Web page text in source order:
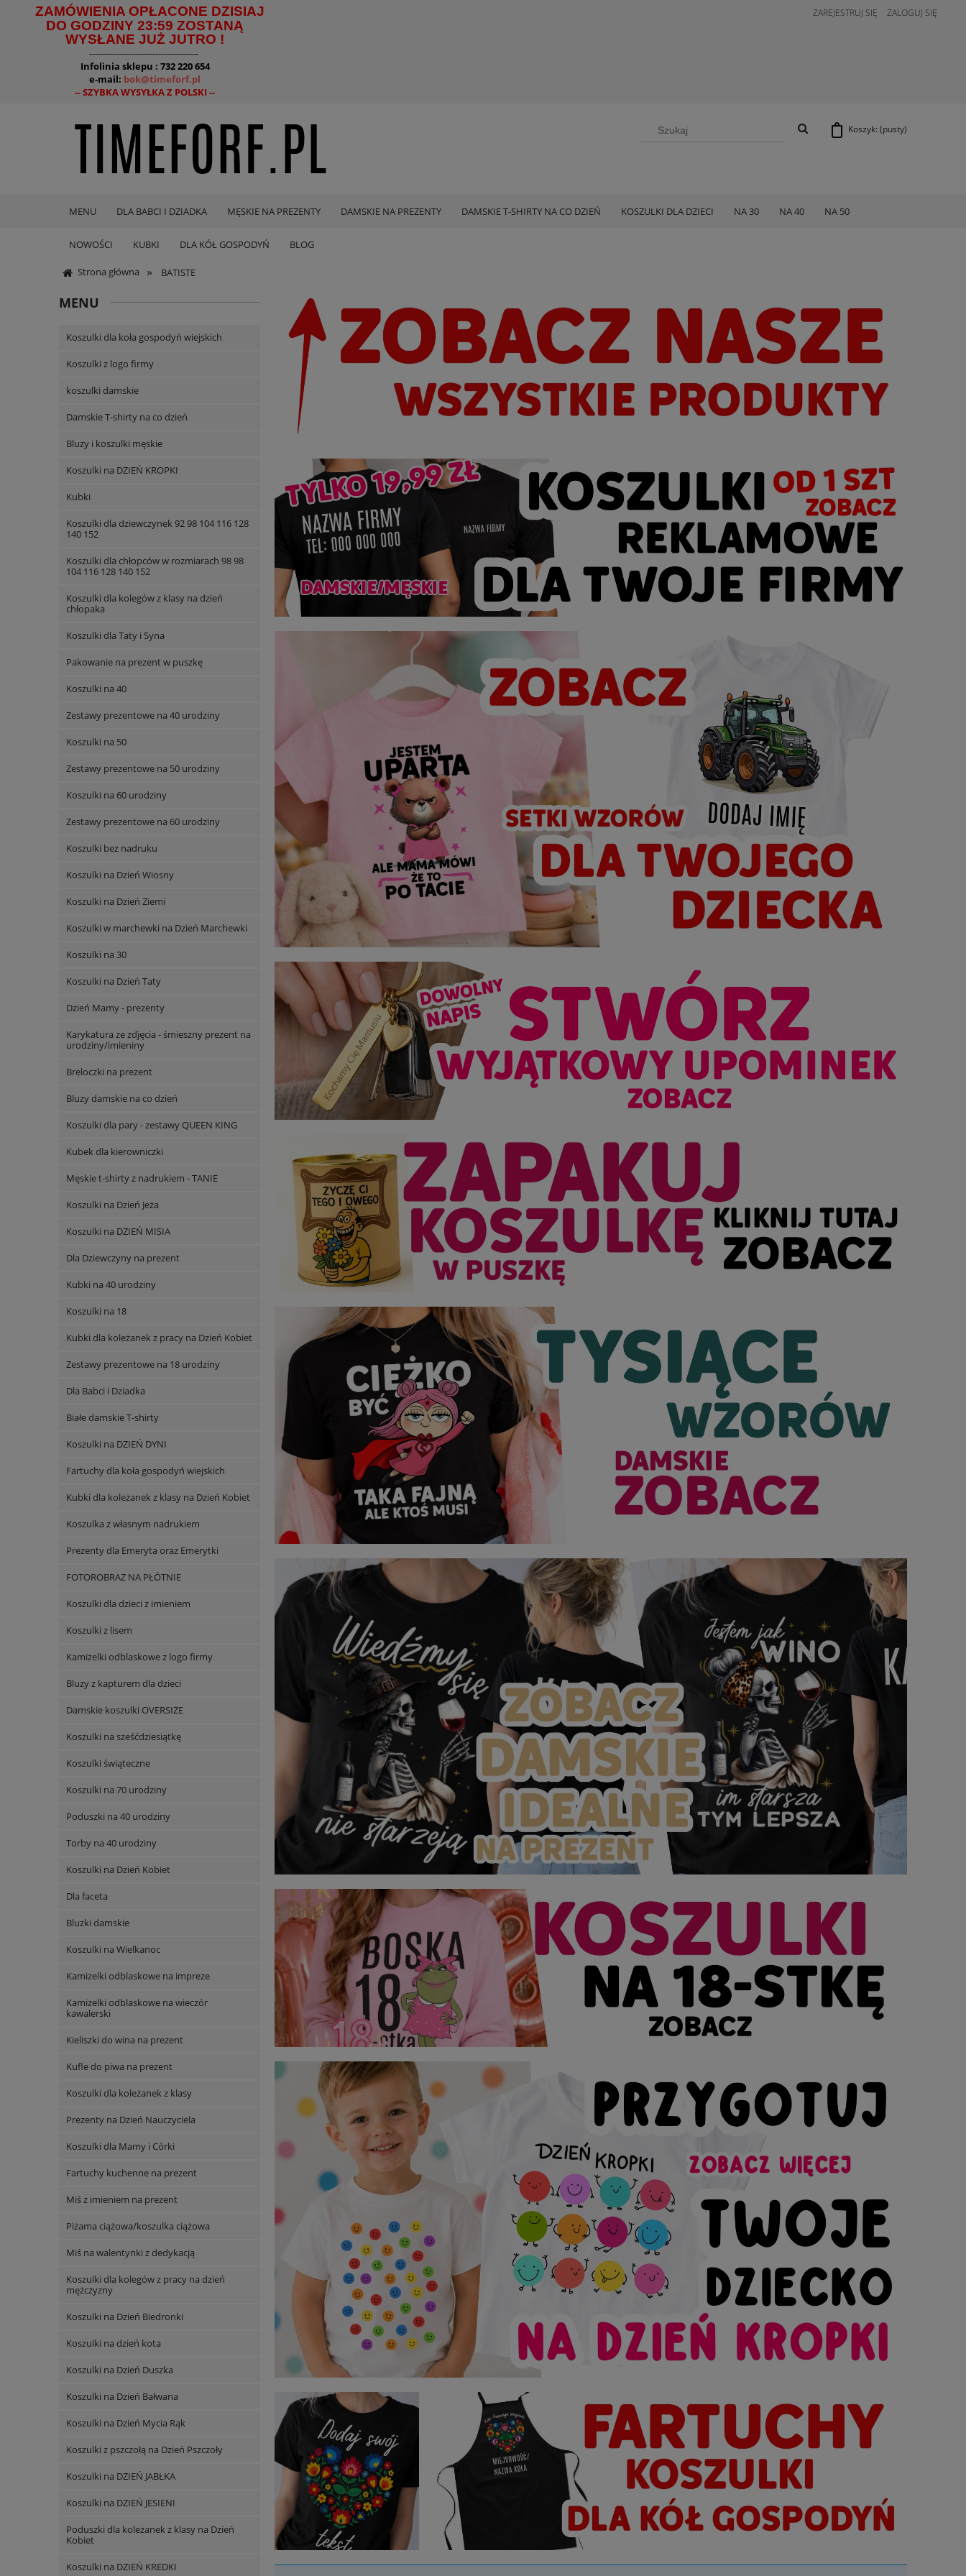
ZAMÓWIENIA OPŁACONE DZISIAJ
DO GODZINY 23:59 ZOSTANĄ
WYSŁANE JUŻ JUTRO !
--------------------------------------
Infolinia sklepu : 732 220 654
e-mail: bok@timeforf.pl
-- SZYBKA WYSYŁKA Z POLSKI --
ZAREJESTRUJ SIĘ ZALOGUJ SIĘ
Koszyk: (pusty)
MENU DLA BABCI I DZIADKA MĘSKIE NA PREZENTY DAMSKIE NA PREZENTY DAMSKIE T-SHIRTY NA CO DZIEŃ KOSZULKI DLA DZIECI NA 30 NA 40 NA 50
NOWOŚCI KUBKI DLA KÓŁ GOSPODYŃ BLOG
Strona główna » BATISTE
MENU
Koszulki dla koła gospodyń wiejskich
Koszulki z logo firmy
koszulki damskie
Damskie T-shirty na co dzień
Bluzy i koszulki męskie
Koszulki na DZIEŃ KROPKI
Kubki
Koszulki dla dziewczynek 92 98 104 116 128
140 152
Koszulki dla chłopców w rozmiarach 98 98
104 116 128 140 152
Koszulki dla kolegów z klasy na dzień
chłopaka
Koszulki dla Taty i Syna
Pakowanie na prezent w puszkę
Koszulki na 40
Zestawy prezentowe na 40 urodziny
Koszulki na 50
Zestawy prezentowe na 50 urodziny
Koszulki na 60 urodziny
Zestawy prezentowe na 60 urodziny
Koszulki bez nadruku
Koszulki na Dzień Wiosny
Koszulki na Dzień Ziemi
Koszulki w marchewki na Dzień Marchewki
Koszulki na 30
Koszulki na Dzień Taty
Dzień Mamy - prezenty
Karykatura ze zdjęcia - śmieszny prezent na
urodziny/imieniny
Breloczki na prezent
Bluzy damskie na co dzień
Koszulki dla pary - zestawy QUEEN KING
Kubek dla kierowniczki
Męskie t-shirty z nadrukiem - TANIE
Koszulki na Dzień Jeża
Koszulki na DZIEŃ MISIA
Dla Dziewczyny na prezent
Kubki na 40 urodziny
Koszulki na 18
Kubki dla koleżanek z pracy na Dzień Kobiet
Zestawy prezentowe na 18 urodziny
Dla Babci i Dziadka
Białe damskie T-shirty
Koszulki na DZIEŃ DYNI
Fartuchy dla koła gospodyń wiejskich
Kubki dla koleżanek z klasy na Dzień Kobiet
Koszulka z własnym nadrukiem
Prezenty dla Emeryta oraz Emerytki
FOTOROBRAZ NA PŁÓTNIE
Koszulki dla dzieci z imieniem
Koszulki z lisem
Kamizelki odblaskowe z logo firmy
Bluzy z kapturem dla dzieci
Damskie koszulki OVERSIZE
Koszulki na sześćdziesiątkę
Koszulki świąteczne
Koszulki na 70 urodziny
Poduszki na 40 urodziny
Torby na 40 urodziny
Koszulki na Dzień Kobiet
Dla faceta
Bluzki damskie
Koszulki na Wielkanoc
Kamizelki odblaskowe na impreze
Kamizelki odblaskowe na wieczór
kawalerski
Kieliszki do wina na prezent
Kufle do piwa na prezent
Koszulki dla koleżanek z klasy
Prezenty na Dzień Nauczyciela
Koszulki dla Mamy i Córki
Fartuchy kuchenne na prezent
Miś z imieniem na prezent
Piżama ciążowa/koszulka ciążowa
Miś na walentynki z dedykacją
Koszulki dla kolegów z pracy na dzień
mężczyzny
Koszulki na Dzień Biedronki
Koszulki na dzień kota
Koszulki na Dzień Duszka
Koszulki na Dzień Bałwana
Koszulki na Dzień Mycia Rąk
Koszulki z pszczołą na Dzień Pszczoły
Koszulki na DZIEŃ JABŁKA
Koszulki na DZIEŃ JESIENI
Poduszki dla koleżanek z klasy na Dzień
Kobiet
Koszulki na DZIEŃ KREDKI